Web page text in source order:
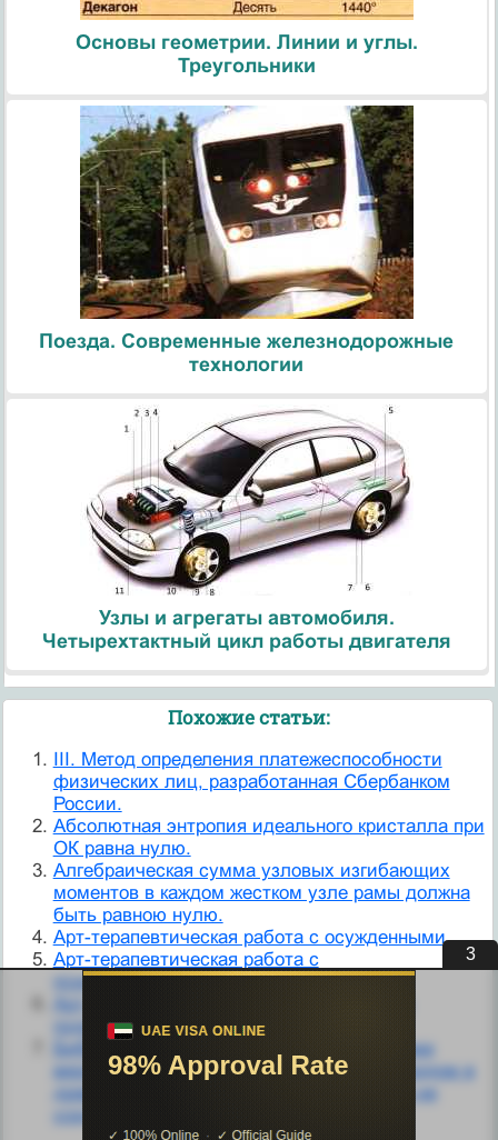
Основы геометрии. Линии и углы.
Треугольники
Поезда. Современные железнодорожные
технологии
Узлы и агрегаты автомобиля.
Четырехтактный цикл работы двигателя
Похожие статьи:
III. Метод определения платежеспособности
физических лиц, разработанная Сбербанком
России.
Абсолютная энтропия идеального кристалла при
ОК равна нулю.
Алгебраическая сумма узловых изгибающих
моментов в каждом жестком узле рамы должна
быть равною нулю.
Арт-терапевтическая работа с осужденными.
Арт-терапевтическая работа с
психиатрическими пациентами.
Арт-терапевтическая работа с трудными
подростками.
Библейская религия не есть некая система
верований, выработанная еврейским народом в
древности. Библия навязана Израилю, а не
создана им.
3